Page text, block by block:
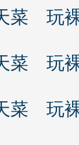
菜 玩
菜 玩
菜 玩